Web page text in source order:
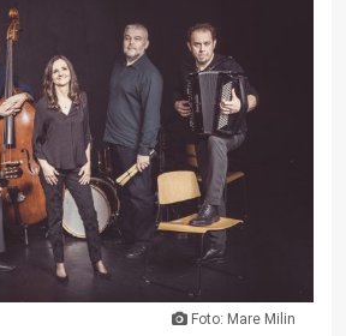
Foto: Mare Milin